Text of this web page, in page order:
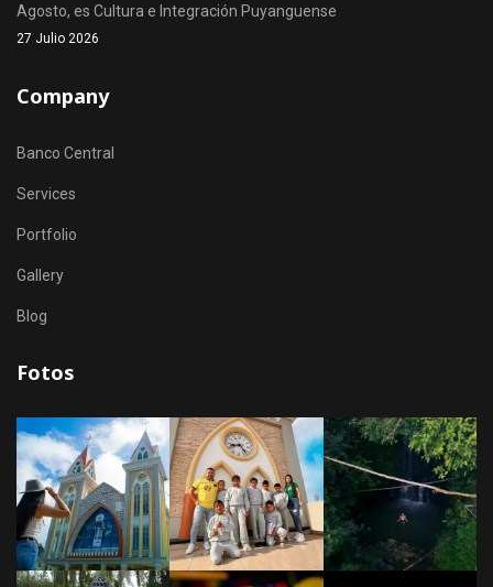
Agosto, es Cultura e Integración Puyanguense
27 Julio 2026
Company
Banco Central
Services
Portfolio
Gallery
Blog
Fotos